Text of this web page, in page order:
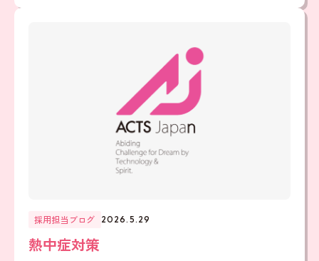
採用担当ブログ 2026.5.29
熱中症対策